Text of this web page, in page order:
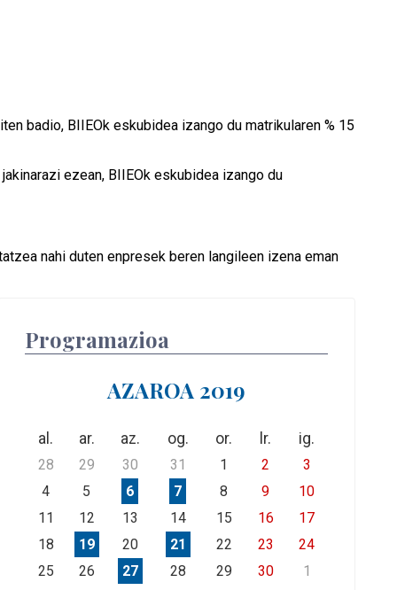
badio, BIIEOk eskubidea izango du matrikularen % 15
ezean, BIIEOk eskubidea izango du
nahi duten enpresek beren langileen izena eman
Programazioa
AZAROA 2019
al. ar. az. og. or. lr. ig.
28 29 30 31 1 2
3
4
5 6 7 8 9
10
11
12 13 14 15 16
17
18
19 20 21 22 23
24
25
26 27 28 29 30
1